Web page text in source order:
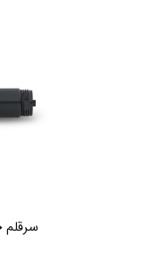
سرقلم ۱۹۰ کاوکو ـ آب طلا، نوک B